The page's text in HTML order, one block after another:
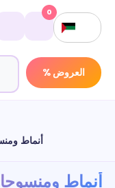
% العروض
0
(جاك